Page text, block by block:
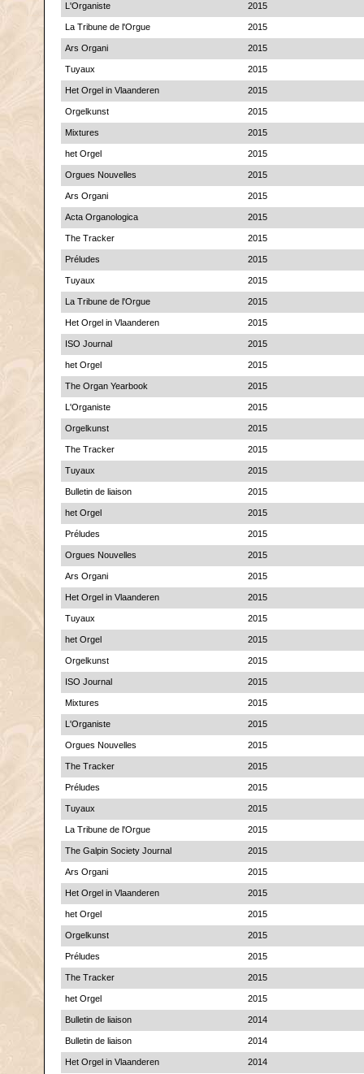
L'Organiste 2015
La Tribune de l'Orgue 2015
Ars Organi 2015
Tuyaux 2015
Het Orgel in Vlaanderen 2015
Orgelkunst 2015
Mixtures 2015
het Orgel 2015
Orgues Nouvelles 2015
Ars Organi 2015
Acta Organologica 2015
The Tracker 2015
Préludes 2015
Tuyaux 2015
La Tribune de l'Orgue 2015
Het Orgel in Vlaanderen 2015
ISO Journal 2015
het Orgel 2015
The Organ Yearbook 2015
L'Organiste 2015
Orgelkunst 2015
The Tracker 2015
Tuyaux 2015
Bulletin de liaison 2015
het Orgel 2015
Préludes 2015
Orgues Nouvelles 2015
Ars Organi 2015
Het Orgel in Vlaanderen 2015
Tuyaux 2015
het Orgel 2015
Orgelkunst 2015
ISO Journal 2015
Mixtures 2015
L'Organiste 2015
Orgues Nouvelles 2015
The Tracker 2015
Préludes 2015
Tuyaux 2015
La Tribune de l'Orgue 2015
The Galpin Society Journal 2015
Ars Organi 2015
Het Orgel in Vlaanderen 2015
het Orgel 2015
Orgelkunst 2015
Préludes 2015
The Tracker 2015
het Orgel 2015
Bulletin de liaison 2014
Bulletin de liaison 2014
Het Orgel in Vlaanderen 2014